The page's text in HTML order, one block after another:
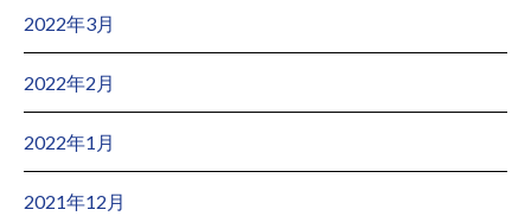
2022年3月
2022年2月
2022年1月
2021年12月